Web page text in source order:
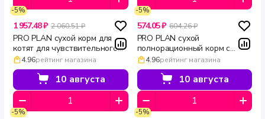
-5%
1 957.48 ₽ 2 060.51 ₽
PRO PLAN сухой корм для
котят для чувствительного
пищеварения с индейкой и
рисом DELICATE DIGESTION
4.96рейтинг магазина
10 августа
-5%
574.05 ₽ 604.26 ₽
PRO PLAN сухой
полнорационный корм с
индейкой для котят при
чувствительном
пищеварении DELICATE
DIGESTION 400 г
4.96рейтинг магазина
10 августа
-5% -5%